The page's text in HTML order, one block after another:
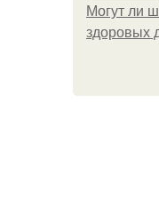
Могут ли
здоровых